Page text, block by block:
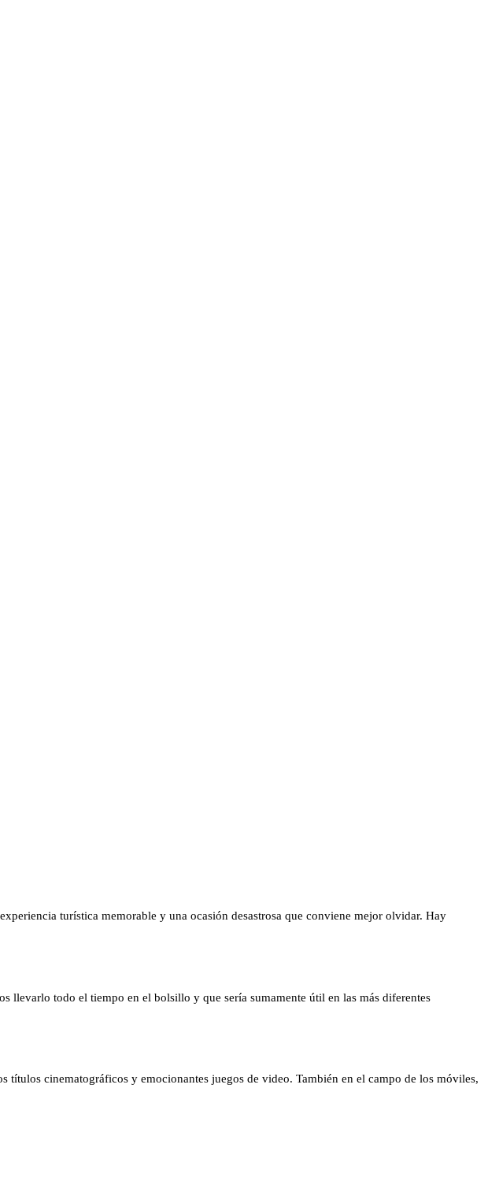
turística memorable y una ocasión desastrosa que conviene mejor olvidar. Hay
llevarlo todo el tiempo en el bolsillo y que sería sumamente útil en las más diferentes
cinematográficos y emocionantes juegos de video. También en el campo de los móviles,